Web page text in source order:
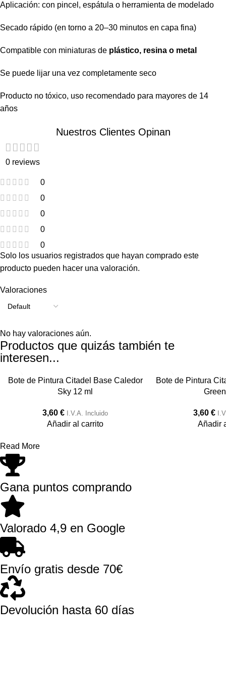
Aplicación: con pincel, espátula o herramienta de modelado
Secado rápido (en torno a 20–30 minutos en capa fina)
Compatible con miniaturas de plástico, resina o metal
Se puede lijar una vez completamente seco
Producto no tóxico, uso recomendado para mayores de 14
años
Nuestros Clientes Opinan
0 reviews
0
0
0
0
0
Valoraciones
No hay valoraciones aún.
Solo los usuarios registrados que hayan comprado este
producto pueden hacer una valoración.
Productos que quizás también te
interesen...
Bote de Pintura Citadel Base Caledor
Sky 12 ml
3,60€ I.V.A. Incluido
Añadir al carrito
Bote de Pintura
3,60 €
Añadir
Read More
Gana puntos comprando
Valorado 4,9 en Google
Envío gratis desde 70€
Devolución hasta 60 días